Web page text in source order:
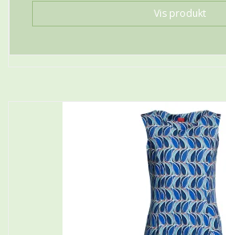
Vis produkt